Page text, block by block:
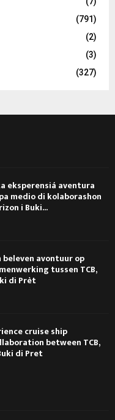
(791)
(2)
(3)
(327)
eksperensiá aventura
medio di kolaborashon
i Buki...
avontuur op
tussen TCB,
di Prèt
cruise ship
between TCB,
di Pret